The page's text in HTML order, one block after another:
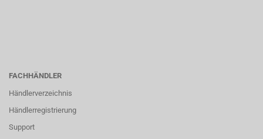
FACHHÄNDLER
Händlerverzeichnis
Händlerregistrierung
Support